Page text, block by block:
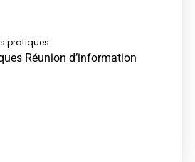
pratiques
Réunion d’information